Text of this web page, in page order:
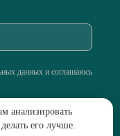
данных и соглашаюсь
анализировать
его лучше.